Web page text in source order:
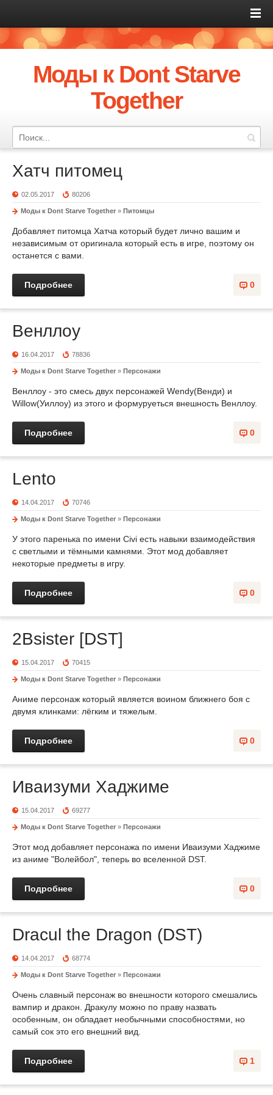
Моды к Dont Starve
Together
Хатч питомец
02.05.2017 80206
Моды к Dont Starve Together » Питомцы
Добавляет питомца Хатча который будет лично вашим и
независимым от оригинала который есть в игре, поэтому он
останется с вами.
0
Подробнее
Венллоу
16.04.2017 78836
Моды к Dont Starve Together » Персонажи
Венллоу - это смесь двух персонажей Wendy(Венди) и
Willow(Уиллоу) из этого и формуруеться внешность Венллоу.
0
Подробнее
Lento
14.04.2017 70746
Моды к Dont Starve Together » Персонажи
У этого паренька по имени Civi есть навыки взаимодействия
с светлыми и тёмными камнями. Этот мод добавляет
некоторые предметы в игру.
0
Подробнее
2Bsister [DST]
15.04.2017 70415
Моды к Dont Starve Together » Персонажи
Аниме персонаж который является воином ближнего боя с
двумя клинками: лёгким и тяжелым.
0
Подробнее
Иваизуми Хаджиме
15.04.2017 69277
Моды к Dont Starve Together » Персонажи
Этот мод добавляет персонажа по имени Иваизуми Хаджиме
из аниме "Волейбол", теперь во вселенной DST.
0
Подробнее
Dracul the Dragon (DST)
14.04.2017 68774
Моды к Dont Starve Together » Персонажи
Очень славный персонаж во внешности которого смешались
вампир и дракон. Дракулу можно по праву назвать
особенным, он обладает необычными способностями, но
самый сок это его внешний вид.
1
Подробнее